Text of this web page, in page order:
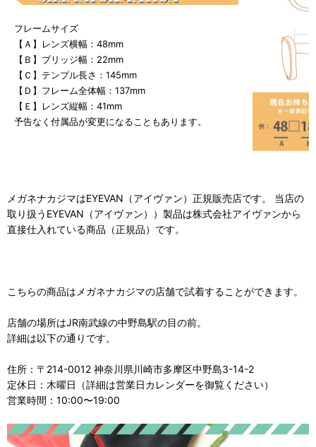
フレームサイズ
【Ａ】レンズ横幅：48mm
【Ｂ】ブリッジ幅：22mm
【Ｃ】テンプル長さ：145mm
【Ｄ】フレーム全体幅：137mm
【Ｅ】レンズ縦幅：41mm
予告なく付属品が変更になることもあります。
メガネナカジマはEYEVAN（アイヴァン）正規販売店です。 当店の
取り扱うEYEVAN（アイヴァン））製品は株式会社アイヴァンから
直接仕入れている商品（正規品）です。
こちらの商品はメガネナカジマの店舗で試着することができます。
店舗の場所はJR南武線の中野島駅の目の前。
詳細は以下の通りです。
住所：〒214-0012 神奈川県川崎市多摩区中野島3-14-2
定休日：木曜日（詳細は営業日カレンダーを御覧ください）
営業時間：10:00〜19:00